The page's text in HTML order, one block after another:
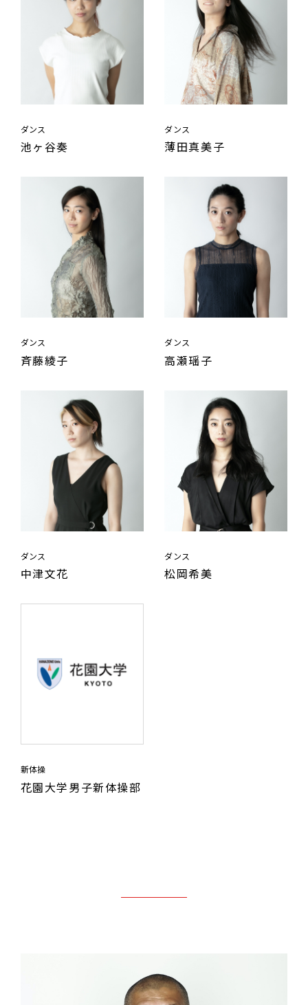
ダンス
池ヶ谷奏
ダンス
薄田真美子
ダンス
斉藤綾子
ダンス
高瀬瑶子
ダンス
中津文花
ダンス
松岡希美
新体操
花園大学男子新体操部